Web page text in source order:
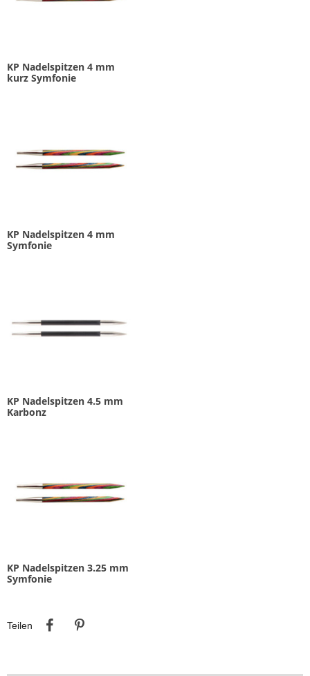
KP Nadelspitzen 4 mm
kurz Symfonie
KP Nadelspitzen 4 mm
Symfonie
KP Nadelspitzen 4.5 mm
Karbonz
KP Nadelspitzen 3.25 mm
Symfonie
Teilen
Teilen